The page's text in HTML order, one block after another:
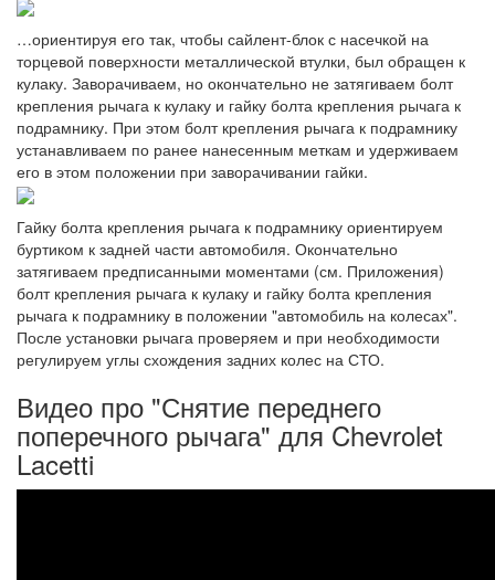
…ориентируя его так, чтобы сайлент-блок с насечкой на
торцевой поверхности металлической втулки, был обращен к
кулаку. Заворачиваем, но окончательно не затягиваем болт
крепления рычага к кулаку и гайку болта крепления рычага к
подрамнику. При этом болт крепления рычага к подрамнику
устанавливаем по ранее нанесенным меткам и удерживаем
его в этом положении при заворачивании гайки.
Гайку болта крепления рычага к подрамнику ориентируем
буртиком к задней части автомобиля. Окончательно
затягиваем предписанными моментами (см. Приложения)
болт крепления рычага к кулаку и гайку болта крепления
рычага к подрамнику в положении "автомобиль на колесах".
После установки рычага проверяем и при необходимости
регулируем углы схождения задних колес на СТО.
Видео про "Снятие переднего
поперечного рычага" для Chevrolet
Lacetti